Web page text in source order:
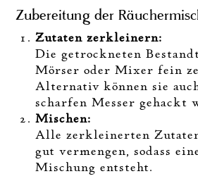
Zubereitung der
Zutaten zerkleinern:
Die getrockneten
Mörser oder Mixer fein
Alternativ können sie
scharfen Messer gehackt
Mischen:
Alle zerkleinerten
gut vermengen, sodass
Mischung entsteht.